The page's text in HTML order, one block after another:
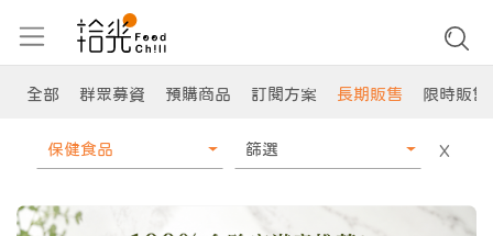
全部 群眾募資 預購商品 訂閱方案 長期販售 限時販售
保健食品 篩選 X